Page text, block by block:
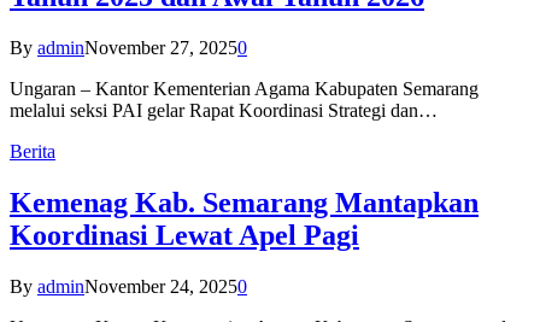
By adminNovember 27, 20250
Ungaran – Kantor Kementerian Agama Kabupaten Semarang
melalui seksi PAI gelar Rapat Koordinasi Strategi dan…
Berita
Kemenag Kab. Semarang Mantapkan
Koordinasi Lewat Apel Pagi
By adminNovember 24, 20250